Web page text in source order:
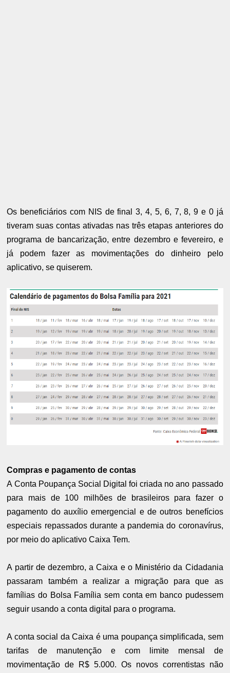
Os beneficiários com NIS de final 3, 4, 5, 6, 7, 8, 9 e 0 já
tiveram suas contas ativadas nas três etapas anteriores do
programa de bancarização, entre dezembro e fevereiro, e
já podem fazer as movimentações do dinheiro pelo
aplicativo, se quiserem.
Compras e pagamento de contas
A Conta Poupança Social Digital foi criada no ano passado
para mais de 100 milhões de brasileiros para fazer o
pagamento do auxílio emergencial e de outros benefícios
especiais repassados durante a pandemia do coronavírus,
por meio do aplicativo Caixa Tem.
A partir de dezembro, a Caixa e o Ministério da Cidadania
passaram também a realizar a migração para que as
famílias do Bolsa Família sem conta em banco pudessem
seguir usando a conta digital para o programa.
A conta social da Caixa é uma poupança simplificada, sem
tarifas de manutenção e com limite mensal de
movimentação de R$ 5.000. Os novos correntistas não